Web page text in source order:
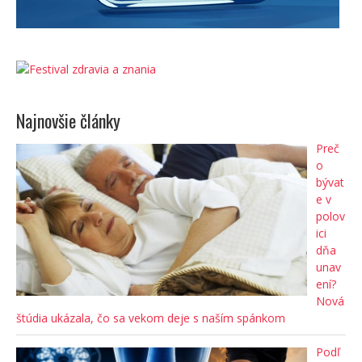
Najnovšie články
Preč
o
bývat
e v
polov
ici
dňa
unav
ení?
Nová
štúdia ukázala, čo sa vekom deje s naším spánkom
Podľ